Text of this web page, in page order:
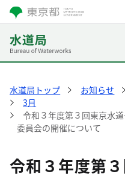
水道局トップ お知らせ
3月
令和３年度第３回東京水
委員会の開催について
令和３年度第